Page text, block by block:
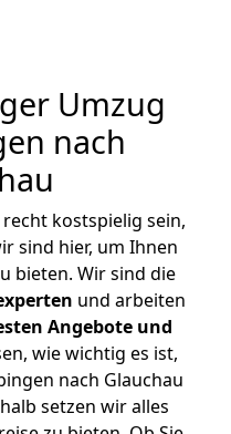
Umzug
nach
kostspielig sein,
sind hier, um Ihnen
bieten. Wir sind die
und arbeiten
Angebote und
wie wichtig es ist,
nach Glauchau
setzen wir alles